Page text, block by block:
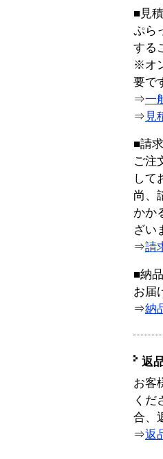
■見
ぷら
する
※オ
要で
⇒一
⇒ 見
■請
ご注
して
尚、
かか
ざい
⇒請
■納
お届
⇒納
返
お客
くだ
合、
⇒返